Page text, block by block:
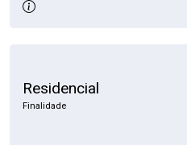
Residencial
Finalidade